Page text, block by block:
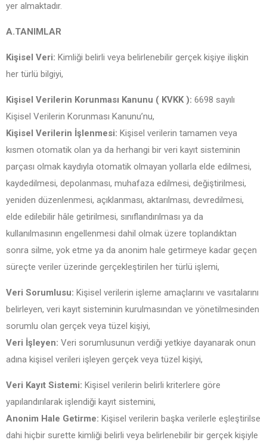
yer almaktadır.
A.TANIMLAR
Kişisel Veri: Kimliği belirli veya belirlenebilir gerçek kişiye ilişkin
her türlü bilgiyi,
Kişisel Verilerin Korunması Kanunu ( KVKK ): 6698 sayılı
Kişisel Verilerin Korunması Kanunu’nu,
Kişisel Verilerin İşlenmesi: Kişisel verilerin tamamen veya
kısmen otomatik olan ya da herhangi bir veri kayıt sisteminin
parçası olmak kaydıyla otomatik olmayan yollarla elde edilmesi,
kaydedilmesi, depolanması, muhafaza edilmesi, değiştirilmesi,
yeniden düzenlenmesi, açıklanması, aktarılması, devredilmesi,
elde edilebilir hâle getirilmesi, sınıflandırılması ya da
kullanılmasının engellenmesi dahil olmak üzere toplandıktan
sonra silme, yok etme ya da anonim hale getirmeye kadar geçen
süreçte veriler üzerinde gerçekleştirilen her türlü işlemi,
Veri Sorumlusu: Kişisel verilerin işleme amaçlarını ve vasıtalarını
belirleyen, veri kayıt sisteminin kurulmasından ve yönetilmesinden
sorumlu olan gerçek veya tüzel kişiyi,
Veri İşleyen: Veri sorumlusunun verdiği yetkiye dayanarak onun
adına kişisel verileri işleyen gerçek veya tüzel kişiyi,
Veri Kayıt Sistemi: Kişisel verilerin belirli kriterlere göre
yapılandırılarak işlendiği kayıt sistemini,
Anonim Hale Getirme: Kişisel verilerin başka verilerle eşleştirilse
dahi hiçbir surette kimliği belirli veya belirlenebilir bir gerçek kişiyle